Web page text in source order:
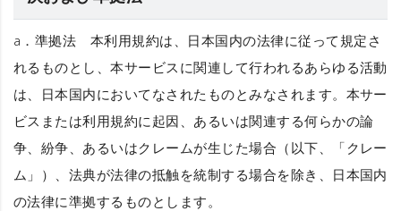
a． 準拠法 本利用規約は、日本国内の法律に従って規定さ
れるものとし、本サービスに関連して行われるあらゆる活動
は、日本国内においてなされたものとみなされます。本サー
ビスまたは利用規約に起因、あるいは関連する何らかの論
争、紛争、あるいはクレームが生じた場合（以下、「クレー
ム」）、法典が法律の抵触を統制する場合を除き、日本国内
の法律に準拠するものとします。